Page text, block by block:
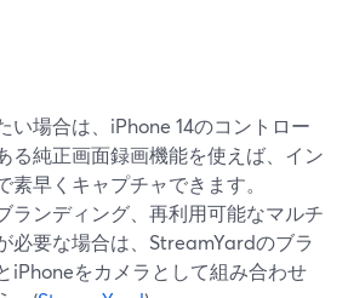
い場合は、iPhone 14のコントロー
る純正画面録画機能を使えば、イン
素早くキャプチャできます。
ランディング、再利用可能なマルチ
必要な場合は、StreamYardのブラ
iPhoneをカメラとして組み合わせ